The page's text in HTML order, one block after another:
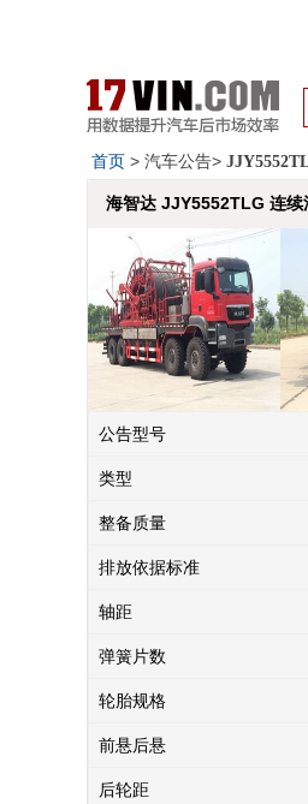
首页 > 汽车公告>
海智达 JJY5552TLG 连续
公告型号
类型
整备质量
排放依据标准
轴距
弹簧片数
轮胎规格
前悬后悬
后轮距